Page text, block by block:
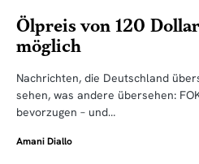
Ölpreis von 120
möglich
Nachrichten, die Deutschland
sehen, was andere übersehen:
bevorzugen – und…
Amani Diallo